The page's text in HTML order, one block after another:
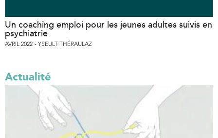
Un coaching emploi pour les jeunes adultes suivis en
psychiatrie
AVRIL 2022 YSEULT THÉRAULAZ
Actualité